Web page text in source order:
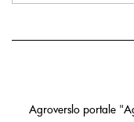
Agroverslo portale